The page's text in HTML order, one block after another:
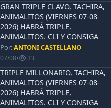
GRAN TRIPLE CLAVO, TACHIRA,
ANIMALITOS (VIERNES 07-08-
2026) HABRÁ TRIPLE,
ANIMALITOS. CLI Y CONSIGA
Por:ANTONI CASTELLANO
07/08• 33
TRIPLE MILLONARIO, TACHIRA,
ANIMALITOS (VIERNES 07-08-
2026) HABRÁ TRIPLE,
ANIMALITOS. CLI Y CONSIGA